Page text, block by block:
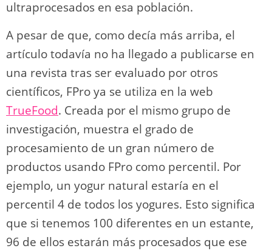
ultraprocesados en esa población.
A pesar de que, como decía más arriba, el
artículo todavía no ha llegado a publicarse en
una revista tras ser evaluado por otros
científicos, FPro ya se utiliza en la web
TrueFood. Creada por el mismo grupo de
investigación, muestra el grado de
procesamiento de un gran número de
productos usando FPro como percentil. Por
ejemplo, un yogur natural estaría en el
percentil 4 de todos los yogures. Esto significa
que si tenemos 100 diferentes en un estante,
96 de ellos estarán más procesados que ese